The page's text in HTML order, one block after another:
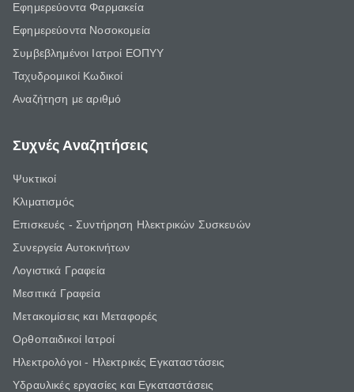
Εφημερεύοντα Φαρμακεία
Εφημερεύοντα Νοσοκομεία
Συμβεβλημένοι Ιατροί ΕΟΠΥΥ
Ταχυδρομικοί Κωδικοί
Αναζήτηση με αριθμό
Συχνές Αναζητήσεις
Ψυκτικοί
Κλιματισμός
Επισκευές - Συντήρηση Ηλεκτρικών Συσκευών
Συνεργεία Αυτοκινήτων
Λογιστικά Γραφεία
Μεσιτικά Γραφεία
Μετακομίσεις και Μεταφορές
Ορθοπαιδικοί Ιατροί
Ηλεκτρολόγοι - Ηλεκτρικές Εγκαταστάσεις
Υδραυλικές εργασίες και Εγκαταστάσεις